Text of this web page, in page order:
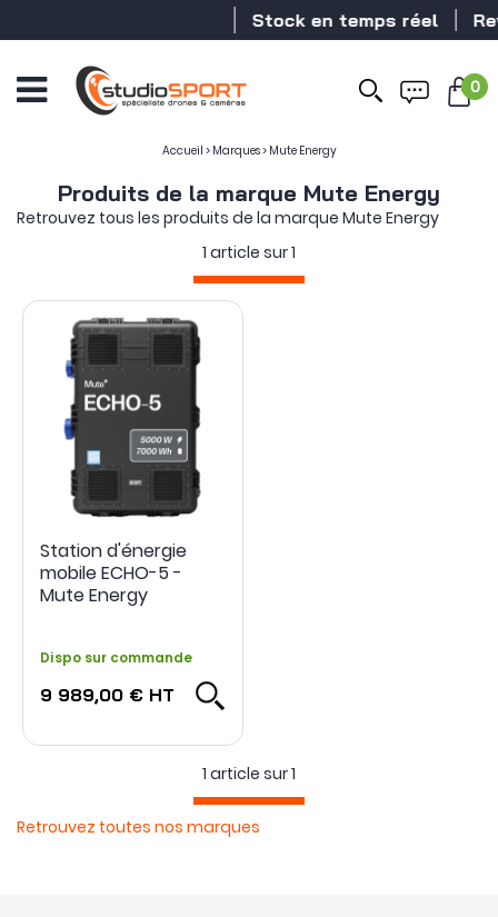
Stock en temps réel
0
Accueil > Marques> Mute Energy
Produits de la marque Mute Energy
Retrouvez tous les produits de la marque Mute Energy
1 article sur1
Station d'énergie
mobile ECHO-5 -
Mute Energy
Dispo sur commande
9 989,00 € HT
1 article sur1
Retrouvez toutes nos marques